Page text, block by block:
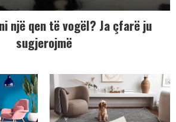
një qen të vogël? Ja çfarë ju
sugjerojmë